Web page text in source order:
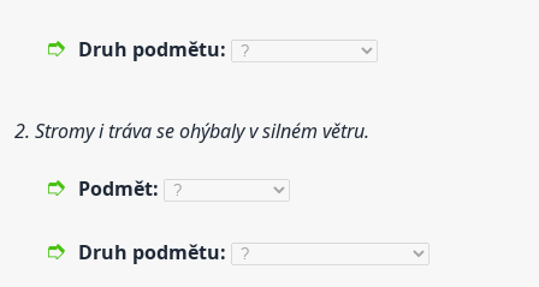
Druh podmětu:
2. Stromy i tráva se ohýbaly v silném větru.
Podmět:
Druh podmětu: